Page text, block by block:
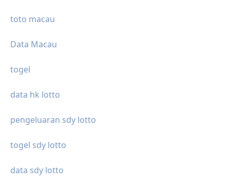
toto macau
Data Macau
togel
data hk lotto
pengeluaran sdy lotto
togel sdy lotto
data sdy lotto